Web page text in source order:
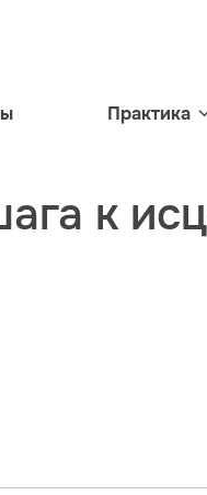
Практика
к